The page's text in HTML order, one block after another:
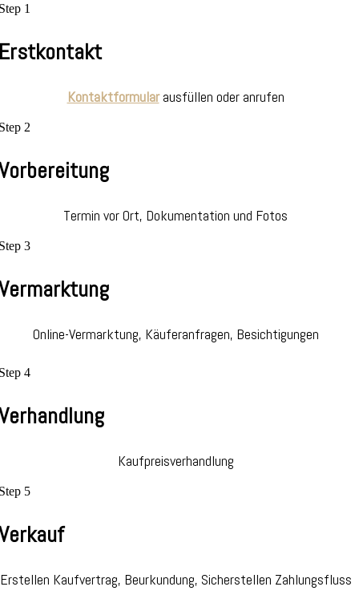
1
Kontaktformular ausfüllen oder anrufen
2
Termin vor Ort, Dokumentation und Fotos
3
Online-Vermarktung, Käuferanfragen, Besichtigungen
4
Kaufpreisverhandlung
5
Erstellen Kaufvertrag, Beurkundung, Sicherstellen Zahlungsfluss